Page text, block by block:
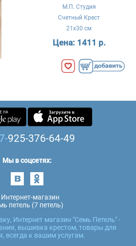
М.П. Студия
Счетный Крест
21x30 см
Цена: 1411 р.
925-376-64-49
Мы в соцсетях:
магазин
петель (7 петель)
Интернет магазин "Семь Петель" -
вышивка крестом, товары для
всегда к вашим услугам.